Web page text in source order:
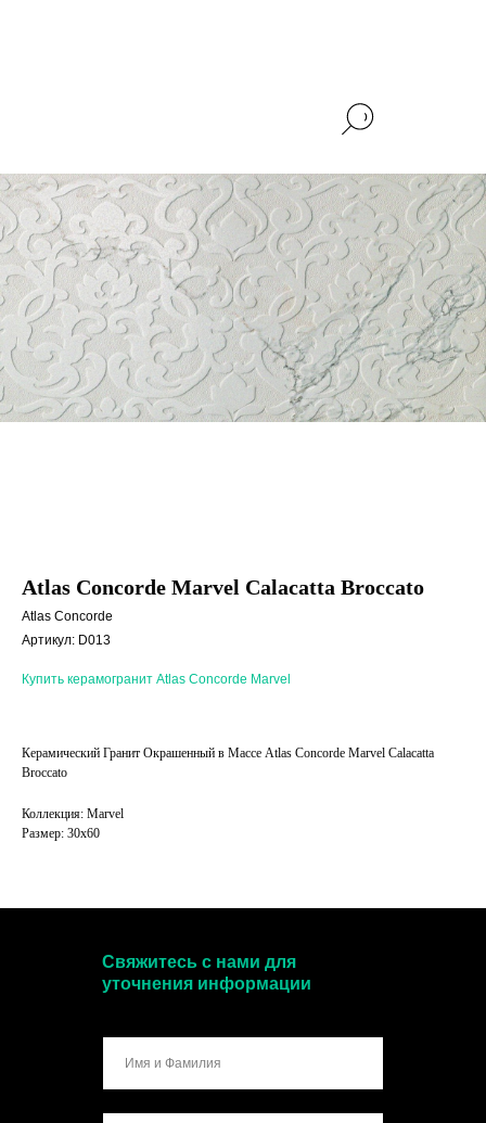
Atlas Concorde Marvel Calacatta Broccato
Atlas Concorde
Артикул: D013
Купить керамогранит Atlas Concorde Marvel
Керамический Гранит Окрашенный в Массе Atlas Concorde Marvel Calacatta
Broccato
Коллекция: Marvel
Размер: 30x60
Свяжитесь с нами для
уточнения информации